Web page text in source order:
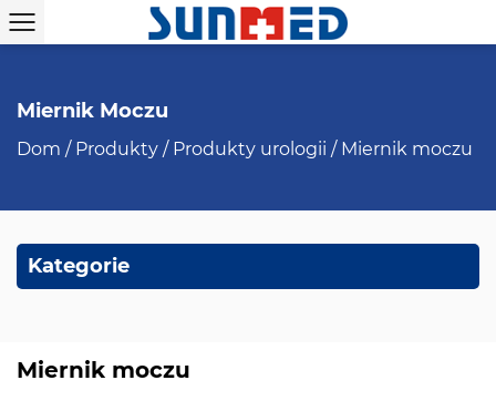
Miernik Moczu
Dom / Produkty / Produkty urologii / Miernik moczu
Kategorie
Miernik moczu